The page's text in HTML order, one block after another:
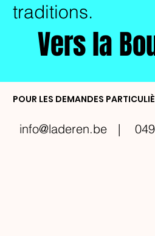
traditions.
Vers la
POUR LES DEMANDES
info@laderen.be| 0496